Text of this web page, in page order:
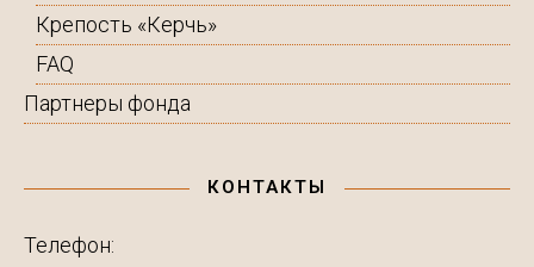
Крепость «Керчь»
FAQ
Партнеры фонда
КОНТАКТЫ
Телефон: